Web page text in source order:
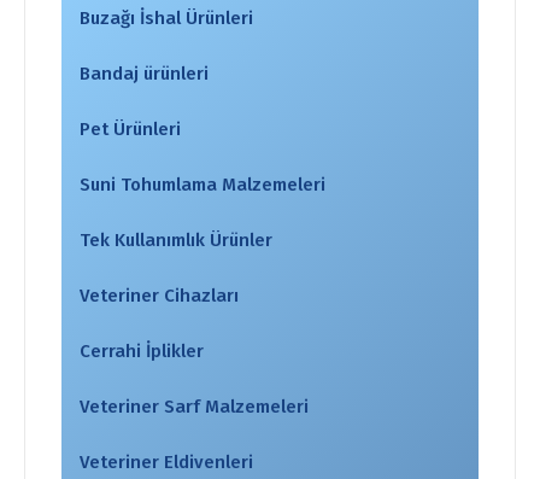
Buzağı İshal Ürünleri
Bandaj ürünleri
Pet Ürünleri
Suni Tohumlama Malzemeleri
Tek Kullanımlık Ürünler
Veteriner Cihazları
Cerrahi İplikler
Veteriner Sarf Malzemeleri
Veteriner Eldivenleri